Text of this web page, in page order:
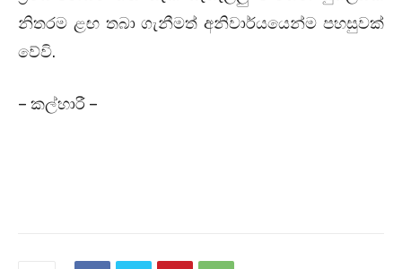
නිතරම ළඟ තබා ගැනීමත් අනිවාර්යයෙන්ම පහසුවක්
වේවි.
– කල්හාරී –